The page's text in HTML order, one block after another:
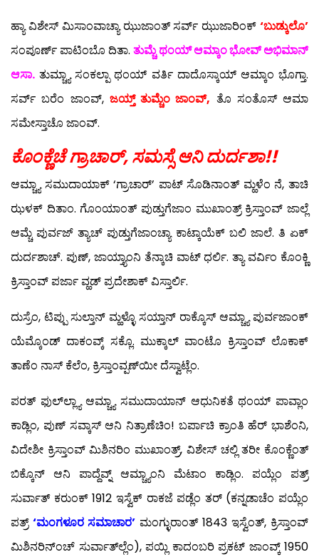
ಹ್ಯಾ ವಿಶೇಸ್ ಮಿಸಾಂವಾಚ್ಯಾ ಝುಜಾಂತ್ ಸರ್ವ್ ಝುಜಾರಿಂಕ್ ‘ಬುಡ್ಕುಲೊ’
ಸಂಪೂರ್ಣ್ ಪಾಟಿಂಬೊ ದಿತಾ.ತುಮ್ಚೆ ಥಂಯ್ ಆಮ್ಕಾಂ ಭೋವ್ ಅಭಿಮಾನ್
ಆಸಾ. ತುಮ್ಚ್ಯಾ ಸಂಕಲ್ಪಾ ಥಂಯ್ ವರ್ತಿ ದಾದೊಸ್ಕಾಯ್ ಆಮ್ಕಾಂ ಭೊಗ್ತಾ.
ಸರ್ವ್ ಬರೆಂ ಜಾಂವ್, ಜಯ್ತ್ ತುಮ್ಚೆಂ ಜಾಂವ್, ತೊ ಸಂತೊಸ್ ಆಮಾ
ಸಮೇಸ್ತಾಚೊ ಜಾಂವ್.
ಕೊಂಕ್ಣೆಚೆ ಗ್ರಾಚಾರ್, ಸಮಸ್ಸೆ ಆನಿ ದುರ್ದಶಾ!!
ಆಮ್ಚ್ಯಾ ಸಮುದಾಯಾಕ್ ‘ಗ್ರಾಚಾರ್’ ಪಾಟ್ ಸೊಡಿನಾಂತ್ ಮ್ಹಳೆಂ ನೆ, ತಾಚಿ
ಝಳಕ್ ದಿತಾಂ. ಗೊಂಯಾಂತ್ ಪುಡ್ತುಗೆಜಾಂ ಮುಖಾಂತ್ರ್ ಕ್ರಿಸ್ತಾಂವ್ ಜಾಲ್ಲೆ
ಆಮ್ಚೆ ಪುರ್ವಜ್ ತ್ಯಾಚ್ ಪುಡ್ತುಗೆಜಾಂಚ್ಯಾ ಕಾಟ್ಕಾಯೆಕ್ ಬಲಿ ಜಾಲೆ. ತಿ ಏಕ್
ದುರ್ದಶಾಚ್. ಪುಣ್, ಜಾಯ್ತ್ಯಾಂನಿ ತೆನ್ಕಾಚಿ ವಾಟ್ ಧರ್ಲಿ. ತ್ಯಾ ವರ್ವಿಂ ಕೊಂಕ್ಣಿ
ಕ್ರಿಸ್ತಾಂವ್ ಪರ್ಜಾ ವ್ಹಡ್ ಪ್ರದೇಶಾಕ್ ವಿಸ್ತಾರ್ಲಿ.
ದುಸ್ರೆಂ, ಟಿಪ್ಪು ಸುಲ್ತಾನ್ ಮ್ಹಳ್ಳೊ ಸಯ್ತಾನ್ ರಾಕ್ಕೊಸ್ ಆಮ್ಚ್ಯಾ ಪುರ್ವಜಾಂಕ್
ಯೆಮ್ಕೊಂಡ್ ದಾಕಂವ್ಕ್ ಸಕ್ಲೊ. ಮುಕ್ಕಾಲ್ ವಾಂಟೊ ಕ್ರಿಸ್ತಾಂವ್ ಲೊಕಾಕ್
ತಾಣೆಂ ನಾಸ್ ಕೆಲೆಂ, ಕ್ರಿಸ್ತಾಂವ್ಪಣ್‍ಯೀ ದೆಸ್ವಾಟ್ಲೆಂ.
ಪರತ್ ಫುಲ್‍ಲ್ಲ್ಯಾ ಆಮ್ಚ್ಯಾ ಸಮುದಾಯಾನ್ ಆಧುನಿಕತೆ ಥಂಯ್ ಪಾವ್ಲಾಂ
ಕಾಡ್ಲಿಂ, ಪುಣ್ ಸವ್ಕಾಸ್ ಆನಿ ನಿತ್ರಾಣೆಚಿಂ! ಬರ್ಪಾಚಿ ಕ್ರಾಂತಿ ಹೆರ್ ಭಾಶೆಂನಿ,
ವಿದೇಶೀ ಕ್ರಿಸ್ತಾಂವ್ ಮಿಶಿನರಿಂ ಮುಖಾಂತ್ರ್, ವಿಶೇಸ್ ಚಲ್ಲಿ ತರೀ ಕೊಂಕ್ಣೆಂತ್
ಬಿಕ್ಕೊನ್ ಆನಿ ಪಾದ್ದೆವ್ನ್ ಆಮ್ಚ್ಯಾಂನಿ ಮೆಟಾಂ ಕಾಡ್ಲಿಂ. ಪಯ್ಲೆಂ ಪತ್ರ್
ಸುರ್ವಾತ್ ಕರುಂಕ್ 1912 ಇಸ್ವೆಕ್ ರಾಕಜೆ ಪಡ್ಲೆಂ ತರ್ (ಕನ್ನಡಾಚೆಂ ಪಯ್ಲೆಂ
ಪತ್ರ್ ‘ಮಂಗಳೂರ ಸಮಾಚಾರ’ ಮಂಗ್ಳುರಾಂತ್ 1843 ಇಸ್ವೆಂತ್, ಕ್ರಿಸ್ತಾಂವ್
ಮಿಶಿನರಿನ್‍ಂಚ್ ಸುರ್ವಾತ್‍ಲ್ಲೆಂ), ಪಯ್ಲಿ ಕಾದಂಬರಿ ಪ್ರಕಟ್ ಜಾಂವ್ಕ್ 1950